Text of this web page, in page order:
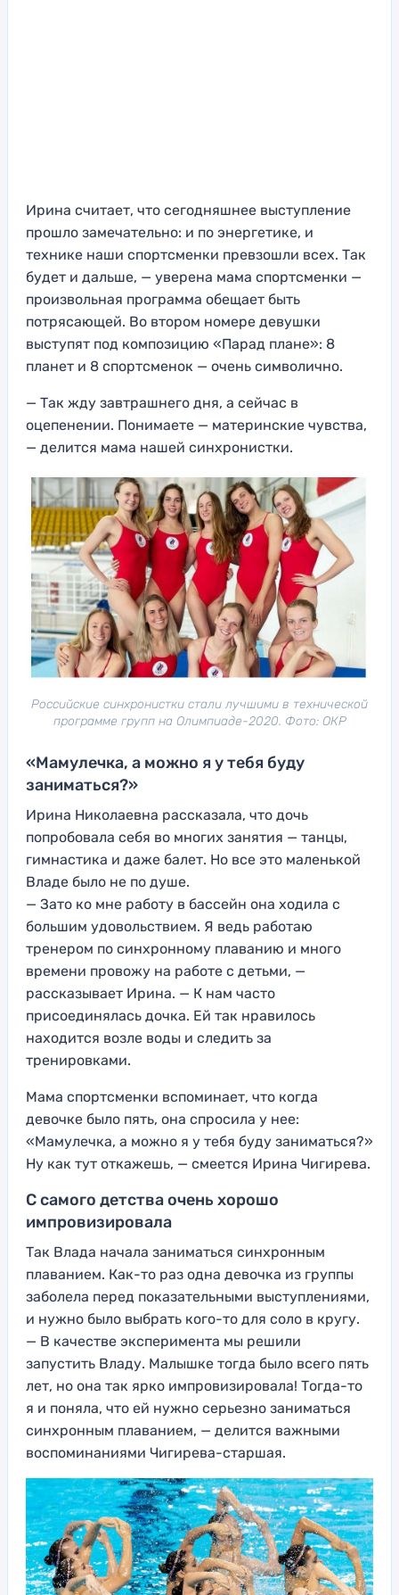
Ирина считает, что сегодняшнее выступление
прошло замечательно: и по энергетике, и
технике наши спортсменки превзошли всех. Так
будет и дальше, — уверена мама спортсменки —
произвольная программа обещает быть
потрясающей. Во втором номере девушки
выступят под композицию «Парад плане»: 8
планет и 8 спортсменок — очень символично.
— Так жду завтрашнего дня, а сейчас в
оцепенении. Понимаете — материнские чувства,
— делится мама нашей синхронистки.
Российские синхронистки стали лучшими в технической
программе групп на Олимпиаде-2020. Фото: ОКР
«Мамулечка, а можно я у тебя буду
заниматься?»
Ирина Николаевна рассказала, что дочь
попробовала себя во многих занятия — танцы,
гимнастика и даже балет. Но все это маленькой
Владе было не по душе.
— Зато ко мне работу в бассейн она ходила с
большим удовольствием. Я ведь работаю
тренером по синхронному плаванию и много
времени провожу на работе с детьми, —
рассказывает Ирина. — К нам часто
присоединялась дочка. Ей так нравилось
находится возле воды и следить за
тренировками.
Мама спортсменки вспоминает, что когда
девочке было пять, она спросила у нее:
«Мамулечка, а можно я у тебя буду заниматься?»
Ну как тут откажешь, — смеется Ирина Чигирева.
С самого детства очень хорошо
импровизировала
Так Влада начала заниматься синхронным
плаванием. Как-то раз одна девочка из группы
заболела перед показательными выступлениями,
и нужно было выбрать кого-то для соло в кругу.
— В качестве эксперимента мы решили
запустить Владу. Малышке тогда было всего пять
лет, но она так ярко импровизировала! Тогда-то
я и поняла, что ей нужно серьезно заниматься
синхронным плаванием, — делится важными
воспоминаниями Чигирева-старшая.